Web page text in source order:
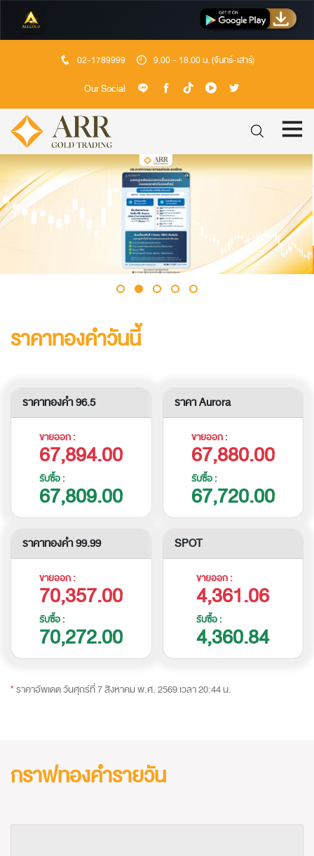
02-1789999 9.00 - 18.00 น. (จันทร์-เสาร์)
Our Social
ราคาทองคำวันนี้
ราคาทองคำ 96.5
ขายออก :
67,894.00
รับซื้อ :
67,809.00
ราคา Aurora
ขายออก :
67,880.00
รับซื้อ :
67,720.00
ราคาทองคำ 99.99
ขายออก :
70,357.00
รับซื้อ :
70,272.00
SPOT
ขายออก :
4,361.06
รับซื้อ :
4,360.84
*ราคาอัพเดต วันศุกร์ที่ 7 สิงหาคม พ.ศ. 2569 เวลา 20:44 น.
กราฟทองคำรายวัน